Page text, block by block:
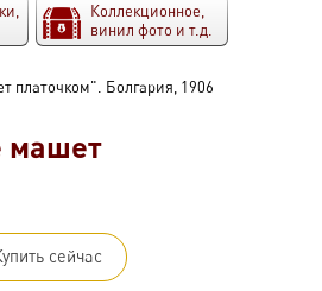
Коллекционное,
винил фото и т.д.
платочком". Болгария, 1906
машет
сейчас